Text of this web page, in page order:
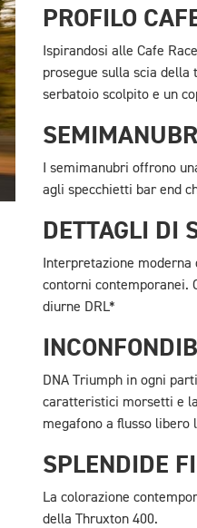
PROFILO
Ispirandosi alle Cafe
prosegue sulla scia della
serbatoio scolpito e un
I semimanubri offrono
agli specchietti bar end
DETTAGLI DI
Interpretazione
contorni contemporanei.
diurne DRL*
DNA Triumph in ogni
caratteristici morsetti e
megafono a flusso libero
SPLENDIDE
La colorazione
della Thruxton 400.